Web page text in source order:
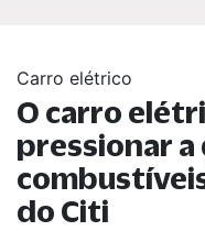
Carro elétrico
O carro
pressionar
do Citi